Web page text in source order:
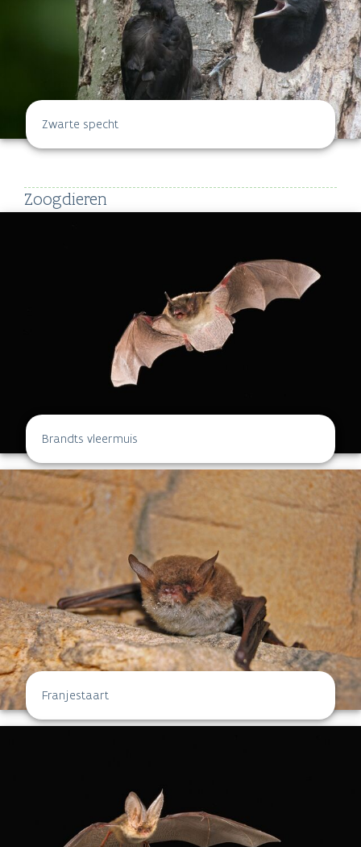
Zwarte specht
Zoogdieren
Brandts vleermuis
Franjestaart